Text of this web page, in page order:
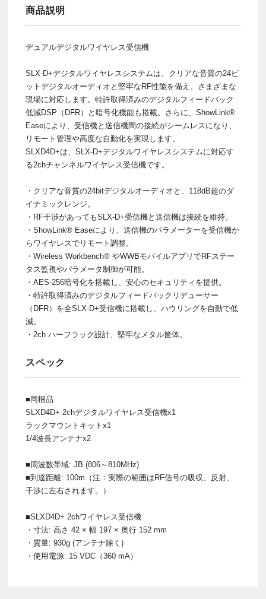
商品説明
デュアルデジタルワイヤレス受信機
SLX-D+デジタルワイヤレスシステムは、クリアな音質の24ビ
ットデジタルオーディオと堅牢なRF性能を備え、さまざまな
現場に対応します。特許取得済みのデジタルフィードバック
低減DSP（DFR）と暗号化機能も搭載。さらに、ShowLink®
Easeにより、受信機と送信機間の接続がシームレスになり、
リモート管理や高度な自動化を実現します。
SLXD4D+は、SLX-D+デジタルワイヤレスシステムに対応す
る2chチャンネルワイヤレス受信機です。
・クリアな音質の24bitデジタルオーディオと、118dB超のダ
イナミックレンジ。
・RF干渉があってもSLX-D+受信機と送信機は接続を維持。
・ShowLink® Easeにより、送信機のパラメーターを受信機か
らワイヤレスでリモート調整。
・Wireless Workbench® やWWBモバイルアプリでRFステー
タス監視やパラメータ制御が可能。
・AES-256暗号化を搭載し、安心のセキュリティを提供。
・特許取得済みのデジタルフィードバックリデューサー
（DFR）を全SLX-D+受信機に搭載し、ハウリングを自動で低
減。
・2ch ハーフラック設計、堅牢なメタル筐体。
スペック
■同梱品
SLXD4D+ 2chデジタルワイヤレス受信機x1
ラックマウントキットx1
1/4波長アンテナx2
■周波数帯域: JB (806～810MHz)
■到達距離: 100m（注：実際の範囲はRF信号の吸収、反射、
干渉に左右されます。）
■SLXD4D+ 2chワイヤレス受信機
・寸法: 高さ 42 × 幅 197 × 奥行 152 mm
・質量: 930g (アンテナ除く)
・使用電源: 15 VDC（360 mA）